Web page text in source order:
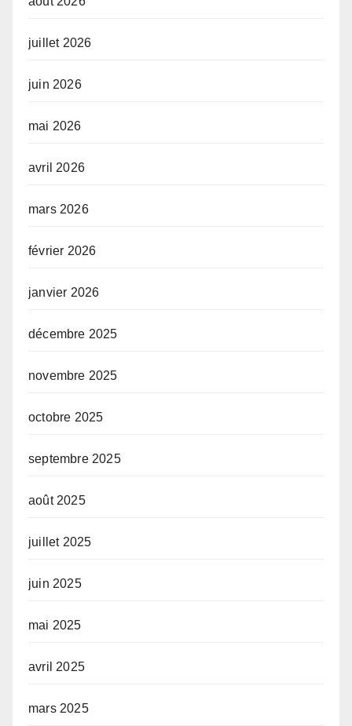
juillet 2026
juin 2026
mai 2026
avril 2026
mars 2026
février 2026
janvier 2026
décembre 2025
novembre 2025
octobre 2025
septembre 2025
août 2025
juillet 2025
juin 2025
mai 2025
avril 2025
mars 2025